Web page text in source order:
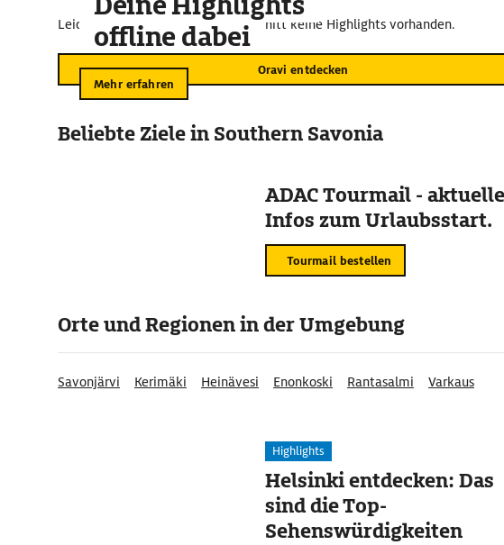
Leider sind für diesen Kartenausschnitt keine Highlights vorhanden.
Oravi entdecken
offline dabei
Mehr erfahren
Beliebte Ziele in Southern Savonia
ADAC Tourmail - aktuelle
Infos zum Urlaubsstart.
Tourmail bestellen
Orte und Regionen in der Umgebung
Savonjärvi Kerimäki Heinävesi Enonkoski Rantasalmi Varkaus
Highlights
Helsinki entdecken: Das
sind die Top-
Sehenswürdigkeiten